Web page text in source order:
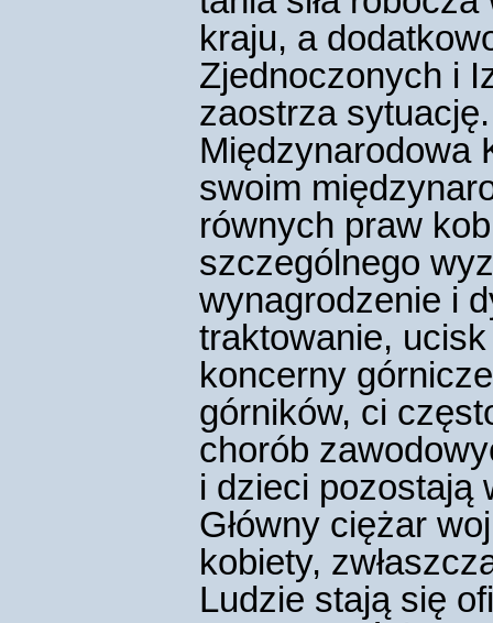
kraju, a
Zjednoczonych i
zaostrza sytuację.
Międzynarodowa
swoim
równych praw
szczególnego
wynagrodzenie i
traktowanie,
koncerny
górników, ci
chorób
i dzieci pozostają
Główny ciężar
kobiety,
Ludzie stają się